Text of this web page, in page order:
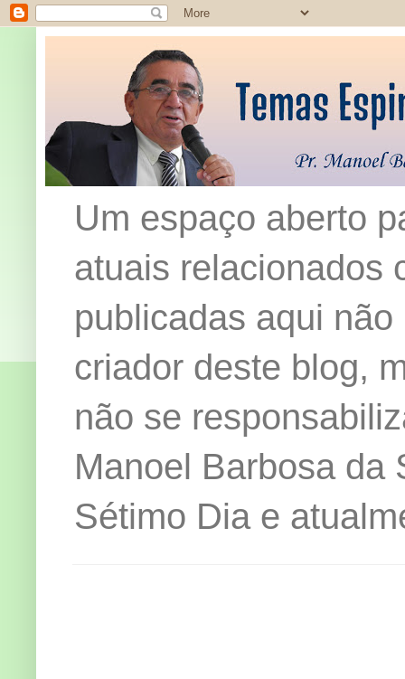
Um espaço aberto
atuais relacionados
publicadas aqui
criador deste blog,
não se
Manoel Barbosa da
Sétimo Dia e